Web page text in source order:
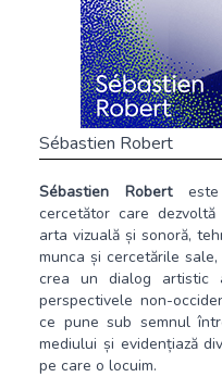
Sébastien Robert
Sébastien Roberteste
cercetător care
arta vizuală și sonoră,
munca și cercetările
crea un dialog artistic
perspectivele non-
ce pune sub semnul
mediului și evidențiază
pe care o locuim.